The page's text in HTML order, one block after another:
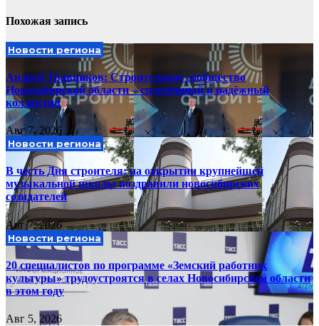
Похожая запись
Новости региона
Андрей Травников: Строительное сообщество
Новосибирской области – сплочённый и надёжный
коллектив
Авг 7, 2026
Новости региона
В честь Дня строителя: на открытии крупнейшей
музыкальной школы поздравили новосибирских
созидателей
Авг 7, 2026
Новости региона
20 специалистов по программе «Земский работник
культуры» трудоустроятся в селах Новосибирской области
в этом году
Авг 5, 2026